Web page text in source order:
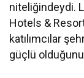
niteliğindeydi.
Hotels &
katılımcılar
güçlü